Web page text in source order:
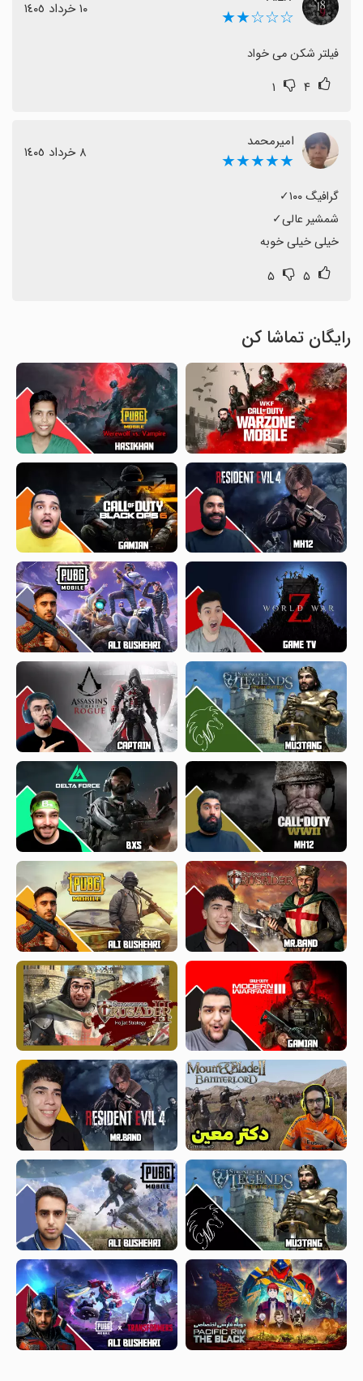
☆☆☆★★ ١٠ خرداد ١٤٠٥
فیلتر شکن می خواد
۴ ۱
امیرمحمد
★★★★★ ٨ خرداد ١٤٠٥
خیلی خیلی خوبه
۵ ۵
رایگان تماشا کن